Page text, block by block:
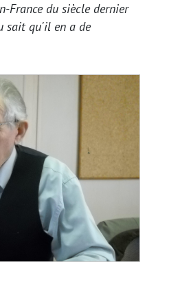
France du siècle dernier
sait qu'il en a de